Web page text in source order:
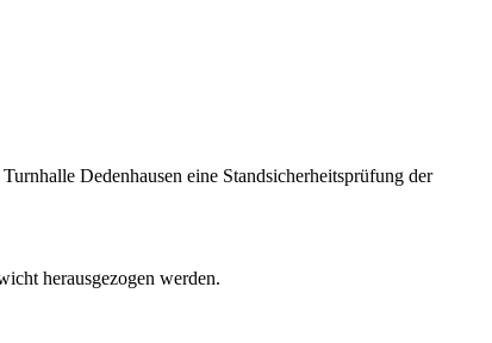
Dedenhausen eine Standsicherheitsprüfung der
herausgezogen werden.